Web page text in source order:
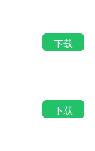
下载
下载